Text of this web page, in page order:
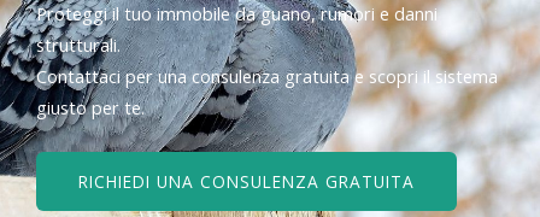
Proteggi il tuo immobile da guano, rumori e danni
strutturali.
Contattaci per una consulenza gratuita e scopri il sistema
giusto per te.
RICHIEDI UNA CONSULENZA GRATUITA